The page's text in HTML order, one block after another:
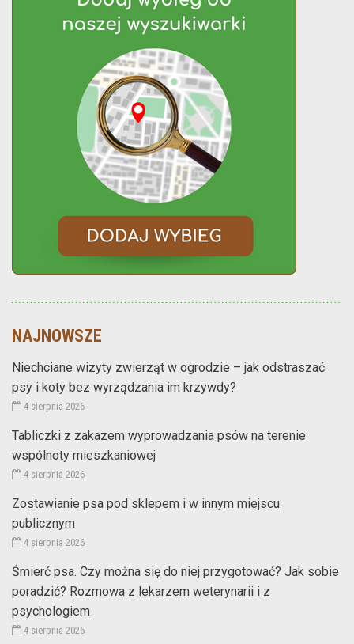
NAJNOWSZE
Niechciane wizyty zwierząt w ogrodzie – jak odstraszać
psy i koty bez wyrządzania im krzywdy?
4 sierpnia 2026
Tabliczki z zakazem wyprowadzania psów na terenie
wspólnoty mieszkaniowej
4 sierpnia 2026
Zostawianie psa pod sklepem i w innym miejscu
publicznym
4 sierpnia 2026
Śmierć psa. Czy można się do niej przygotować? Jak sobie
poradzić? Rozmowa z lekarzem weterynarii i z
psychologiem
4 sierpnia 2026